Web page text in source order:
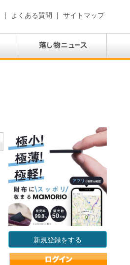
| よくある質問 | サイトマップ
新規登録をする